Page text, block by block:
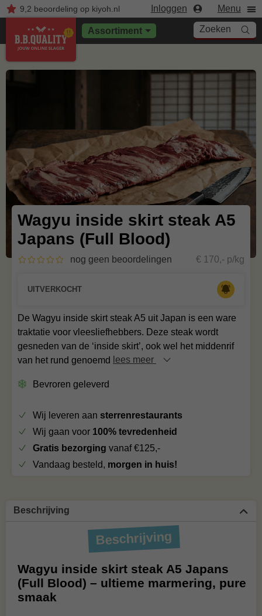
9,2 beoordelingop kiyoh.nl Inloggen Menu
Assortiment Zoeken
Wagyu inside skirt steak A5
Japans (Full Blood)
nog geen beoordelingen € 170,- p/kg
De Wagyu inside skirt steak A5 uit Japan is een ware
traktatie voor vleesliefhebbers. Deze steak wordt
gesneden van de ‘inside skirt’, ook wel het middenrif
van het rund genoemd
lees meer
Bevroren geleverd
UITVERKOCHT
Wij leveren aan sterrenrestaurants
Wij gaan voor 100% tevredenheid
Gratis bezorging vanaf €125,-
Vandaag besteld, morgen in huis!
Beschrijving
Beschrijving
Wagyu inside skirt steak A5 Japans
(Full Blood) – ultieme marmering, pure
smaak